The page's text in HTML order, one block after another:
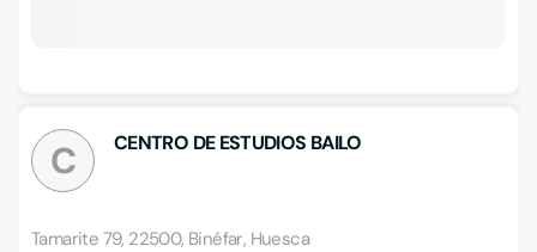
C CENTRO DE ESTUDIOS BAILO
Tamarite 79, 22500, Binéfar, Huesca